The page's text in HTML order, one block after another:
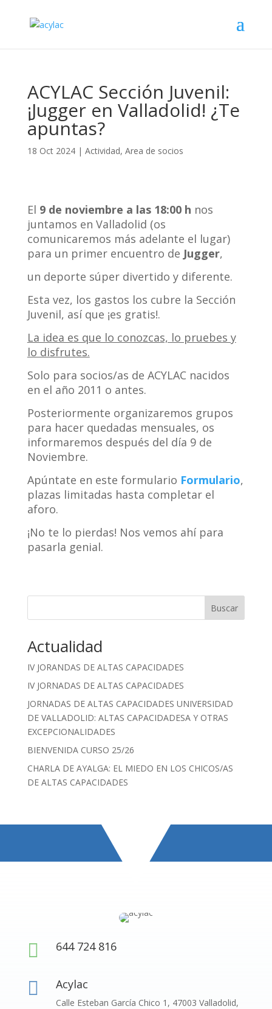
ACYLAC Sección Juvenil:
¡Jugger en Valladolid! ¿Te
apuntas?
18 Oct 2024| Actividad, Area de socios
El 9 de noviembre a las 18:00 h nos
juntamos en Valladolid (os
comunicaremos más adelante el lugar)
para un primer encuentro de Jugger,
un deporte súper divertido y diferente.
Esta vez, los gastos los cubre la Sección
Juvenil, así que ¡es gratis!.
La idea es que lo conozcas, lo pruebes y
lo disfrutes.
Solo para socios/as de ACYLAC nacidos
en el año 2011 o antes.
Posteriormente organizaremos grupos
para hacer quedadas mensuales, os
informaremos después del día 9 de
Noviembre.
Apúntate en este formulario Formulario,
plazas limitadas hasta completar el
aforo.
¡No te lo pierdas! Nos vemos ahí para
pasarla genial.
Buscar
Actualidad
IV JORANDAS DE ALTAS CAPACIDADES
IV JORNADAS DE ALTAS CAPACIDADES
JORNADAS DE ALTAS CAPACIDADES UNIVERSIDAD
DE VALLADOLID: ALTAS CAPACIDADESA Y OTRAS
EXCEPCIONALIDADES
BIENVENIDA CURSO 25/26
CHARLA DE AYALGA: EL MIEDO EN LOS CHICOS/AS
DE ALTAS CAPACIDADES
 644 724 816
 Acylac
Calle Esteban García Chico 1, 47003 Valladolid,